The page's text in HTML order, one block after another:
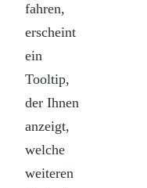
fahren,
erscheint
ein
Tooltip,
der Ihnen
anzeigt,
welche
weiteren